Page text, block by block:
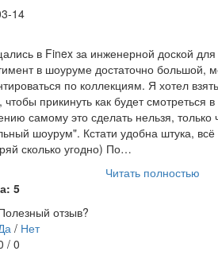
14
в Finex за инженерной доской для
в шоуруме достаточно большой,
по коллекциям. Я хотел
прикинуть как будет смотреться
самому это сделать нельзя, только
шоурум". Кстати удобна штука, всё
сколько угодно) По…
Читать полностью
5
отзыв?
/ Нет
/ 0